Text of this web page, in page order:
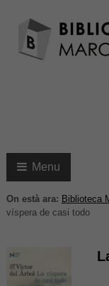
Menu
On està ara: Biblioteca
víspera de casi todo